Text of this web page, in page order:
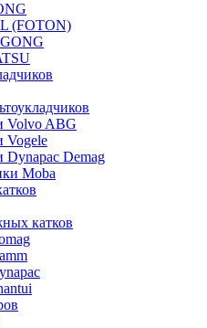
(FOTON)
Volvo ABG
Vogele
Dynapac Demag
Moba
катков